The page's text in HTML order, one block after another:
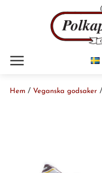
m
Hem / Veganska godsaker